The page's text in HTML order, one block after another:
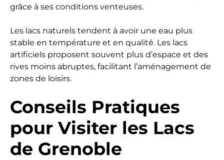
grâce à ses conditions venteuses.
Les lacs naturels tendent à avoir une eau plus
stable en température et en qualité. Les lacs
artificiels proposent souvent plus d’espace et des
rives moins abruptes, facilitant l’aménagement de
zones de loisirs.
Conseils Pratiques
pour Visiter les Lacs
de Grenoble